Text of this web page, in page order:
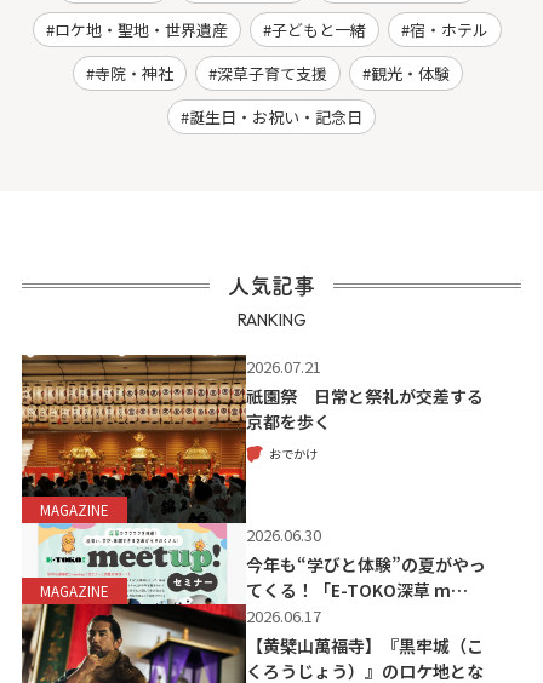
ロケ地・聖地・世界遺産
子どもと一緒
宿・ホテル
寺院・神社
深草子育て支援
観光・体験
誕生日・お祝い・記念日
人気記事
RANKING
MAGAZINE
2026.07.21
祇園祭 日常と祭礼が交差する
京都を歩く
おでかけ
MAGAZINE
2026.06.30
今年も“学びと体験”の夏がやっ
てくる！「E-TOKO深草 m…
2026.06.17
【黄檗山萬福寺】『黒牢城（こ
くろうじょう）』のロケ地とな